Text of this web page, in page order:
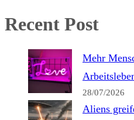
Recent Post
Mehr
28/07/2026
Aliens